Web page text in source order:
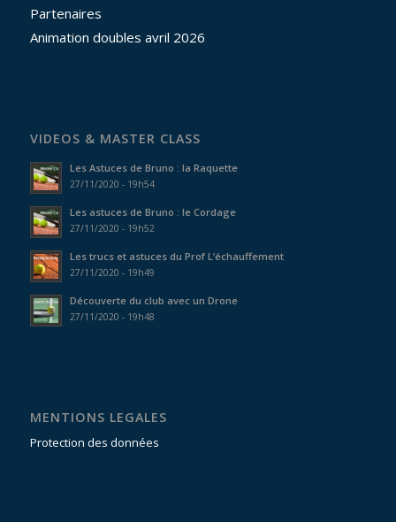
Partenaires
Animation doubles avril 2026
VIDEOS & MASTER CLASS
Les Astuces de Bruno : la Raquette
27/11/2020 - 19h54
Les astuces de Bruno : le Cordage
27/11/2020 - 19h52
Les trucs et astuces du Prof L’échauffement
27/11/2020 - 19h49
Découverte du club avec un Drone
27/11/2020 - 19h48
MENTIONS LEGALES
Protection des données